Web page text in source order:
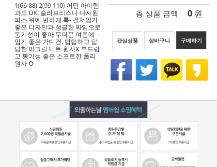
1(66-88) 2(99-110) 어떤 아이템
과도 OK! 슬리브리스나 나시원
피스 위에 편하게 툭- 걸쳐입기
좋은 디자인과 성글한 짜임으로
통기성이 좋아 무더운 여름에
입기 좋은 가디건. 텁텁하고 답
답한 아크릴 니트 원사X 부드럽
고 통기성 좋은 소프트한 폴리
원사 O
총 상품 금액 0 원
관심상품 장바구니 구매하기